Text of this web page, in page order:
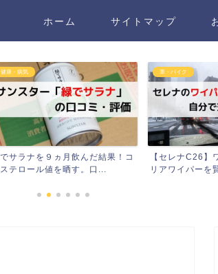
ホーム サイトマップ
車・バイク
レナC26】ワイパーブレード・
ワイパーを賢く交換...
健康・病気
ブロッコリース
けダイエット！